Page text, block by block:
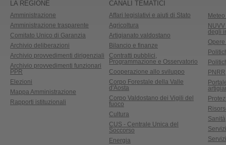
LA REGIONE
Amministrazione
Amministrazione trasparente
Comitato Unico di Garanzia
Archivio deliberazioni
Archivio provvedimenti dirigenziali
Archivio provvedimenti funzionari
PPR
Elezioni
Mappa Amministrazione
Rapporti istituzionali
CANALI TEMATICI
Affari legislativi e aiuti di Stato
Agricoltura
Artigianato valdostano
Bilancio e finanze
Contratti pubblici,
Programmazione e Osservatorio
Cooperazione allo sviluppo
Corpo Forestale della Valle
d'Aosta
Corpo Valdostano dei Vigili del
fuoco
Cultura
CUS - Centrale Unica del
Soccorso
Energia
degli
PNRR
Sanità